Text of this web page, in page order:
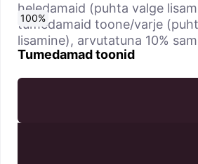
heledamaid (puhta valge
tumedamaid toone/varje
lisamine), arvutatuna 10%
Tumedamad toonid
0%
10%
20%
30%
40%
50%
60%
70%
80%
90%
100%